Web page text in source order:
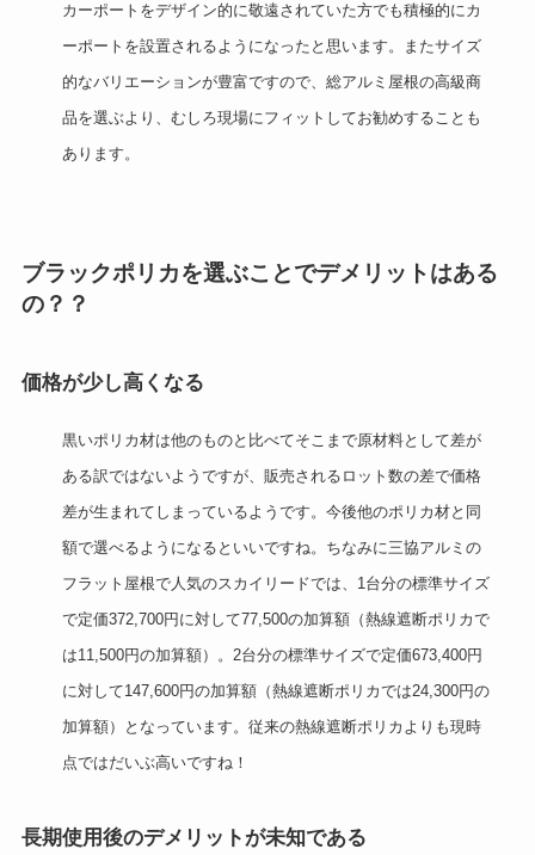
カーポートをデザイン的に敬遠されていた方でも積極的にカ
ーポートを設置されるようになったと思います。またサイズ
的なバリエーションが豊富ですので、総アルミ屋根の高級商
品を選ぶより、むしろ現場にフィットしてお勧めすることも
あります。
ブラックポリカを選ぶことでデメリットはある
の？？
価格が少し高くなる
黒いポリカ材は他のものと比べてそこまで原材料として差が
ある訳ではないようですが、販売されるロット数の差で価格
差が生まれてしまっているようです。今後他のポリカ材と同
額で選べるようになるといいですね。ちなみに三協アルミの
フラット屋根で人気のスカイリードでは、1台分の標準サイズ
で定価372,700円に対して77,500の加算額（熱線遮断ポリカで
は11,500円の加算額）。2台分の標準サイズで定価673,400円
に対して147,600円の加算額（熱線遮断ポリカでは24,300円の
加算額）となっています。従来の熱線遮断ポリカよりも現時
点ではだいぶ高いですね！
長期使用後のデメリットが未知である